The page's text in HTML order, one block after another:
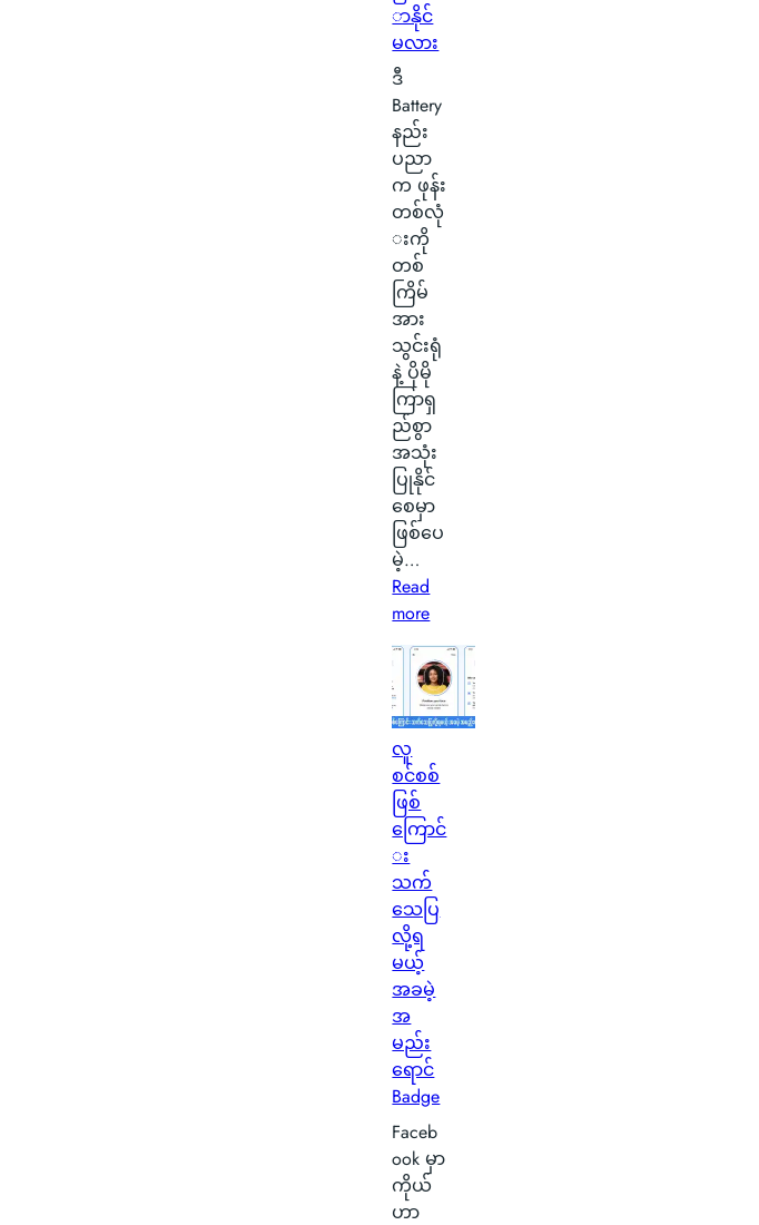
င်
ပေ
ာ
ဂါ
း
တ
င်
အ
မှ
န်
တ
က
ယ်
ပျံ
သ
း
နေ
တ
ာ
ကို
မြ
င်
တွေ့
ခဲ့
ရ
လို့
မြို့
ခံ
ကြာ
း
ာ
အ
တေ
ာ်
လေ
း
ာနိုင်
မလား
ဒီ
Battery
နည်း
ပညာ
က ဖုန်း
တစ်လုံ
းကို
တစ်
ကြိမ်
အား
သွင်းရုံ
နဲ့ ပိုမို
ကြာရှ
ည်စွာ
အသုံး
ပြုနိုင်
စေမှာ
ဖြစ်ပေ
မဲ့…
Read
more:
i
l
i
o
C
r
b
o
B
t
t
e
r
y
ဆို
တ
လူ
စင်စစ်
ဖြစ်
ကြောင်
း
သက်
သေပြ
လို့ရ
မယ့်
အခမဲ့
အ
မည်း
ရောင်
Badge
Faceb
ook မှာ
ကိုယ်
ဟာ